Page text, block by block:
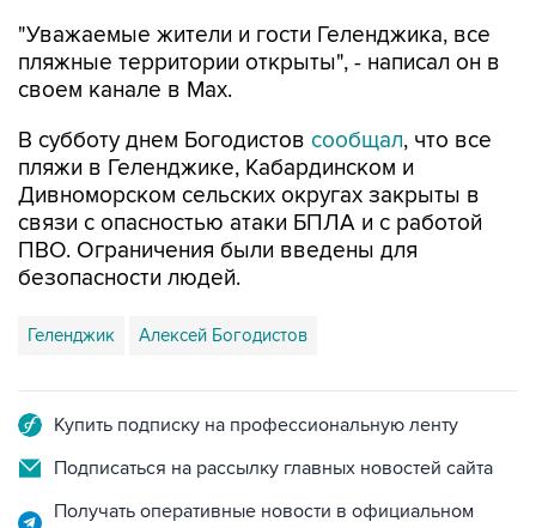
"Уважаемые жители и гости Геленджика, все
пляжные территории открыты", - написал он в
своем канале в Max.
В субботу днем Богодистов сообщал, что все
пляжи в Геленджике, Кабардинском и
Дивноморском сельских округах закрыты в
связи с опасностью атаки БПЛА и с работой
ПВО. Ограничения были введены для
безопасности людей.
Геленджик Алексей Богодистов
Купить подписку на профессиональную ленту
Подписаться на рассылку главных новостей сайта
Получать оперативные новости в официальном